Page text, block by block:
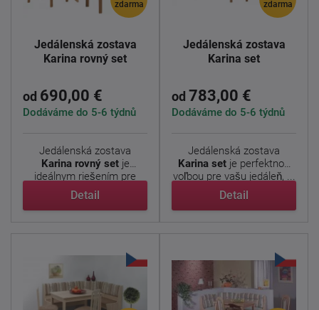
zdarma
Jedálenská zostava
Karina rovný set
od 690,00 €
Dodáváme do 5-6 týdnů
Jedálenská zostava
Karina rovný setje
ideálnym riešením pre
vašu ...
Detail
zdarma
Jedálenská zostava
Karina set
od 783,00 €
Dodáváme do 5-6 týdnů
Jedálenská zostava
Karina set je perfektnou
voľbou pre vašu jedáleň, ...
Detail